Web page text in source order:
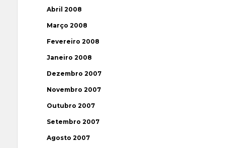
Abril 2008
Março 2008
Fevereiro 2008
Janeiro 2008
Dezembro 2007
Novembro 2007
Outubro 2007
Setembro 2007
Agosto 2007